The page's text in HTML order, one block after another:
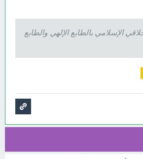
الإسلامي بالطابع الإلهي والطابع